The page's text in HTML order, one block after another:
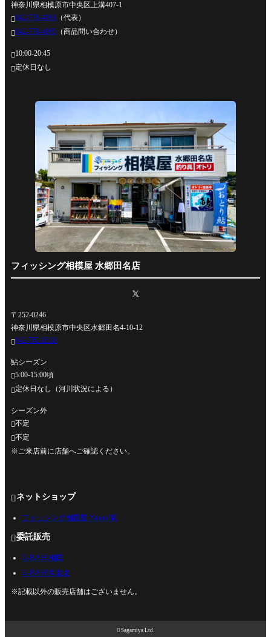
神奈川県相模原市中央区上溝407-1
042-778-4991 （代表）
042-778-4995 （商品問い合わせ）
10:00-20:45
定休日なし
フィッシング相模屋 水郷田名店
〒252-0246
神奈川県相模原市中央区水郷田名4-10-12
042-762-0330
鮎シーズン
5:00-15:00頃
定休日なし（河川状況による）
シーズン外
不定
不定
※ご来店前に店舗へご確認ください。
ネットショップ
フィッシング相模屋 Yahoo!店
委託販売
U-BASE相模
U-BASE海老名
※記載以外の販売店舗はございません。
 Sagamiya Ltd.